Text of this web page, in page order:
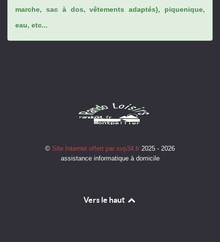
marche, sac à dos, vêtements adaptés), piquenique,
eau, etc...
© Site Internet offert par svp34.fr 2025 - 2026
assistance informatique à domicile
Vers le haut